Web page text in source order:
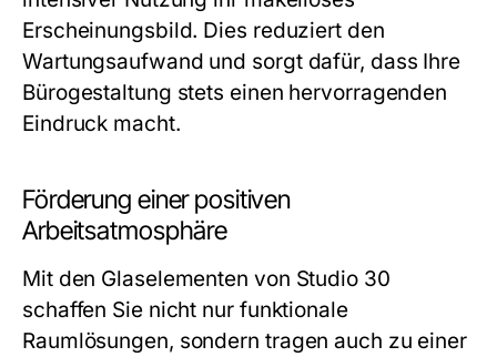
Erscheinungsbild. Dies reduziert den
Wartungsaufwand und sorgt dafür, dass Ihre
Bürogestaltung stets einen hervorragenden
Eindruck macht.
Förderung einer positiven
Arbeitsatmosphäre
Mit den Glaselementen von Studio 30
schaffen Sie nicht nur funktionale
Raumlösungen, sondern tragen auch zu einer